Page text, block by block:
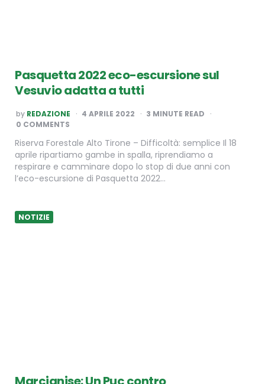
Pasquetta 2022 eco-escursione sul
Vesuvio adatta a tutti
POSTED
BY
by REDAZIONE 4 APRILE 2022 3 MINUTE READ
0 COMMENTS
Riserva Forestale Alto Tirone – Difficoltà: semplice Il 18
aprile ripartiamo gambe in spalla, riprendiamo a
respirare e camminare dopo lo stop di due anni con
l’eco-escursione di Pasquetta 2022…
NOTIZIE